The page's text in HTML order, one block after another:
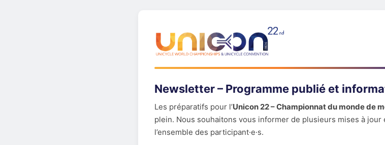
Newsletter – Programme publié et
Les préparatifs pour l’Unicon 22 – Championnat du monde de
plein. Nous souhaitons vous informer de plusieurs mises à
l’ensemble des participant·e·s.